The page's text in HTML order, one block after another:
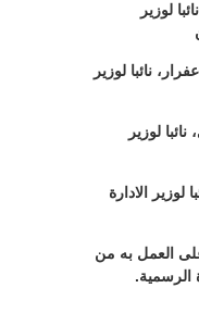
لوزير
نائبا لوزير
لوزير
لوزير الادارة
العمل به من
الرسمية.